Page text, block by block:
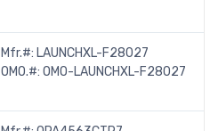
Mfr.#: LAUNCHXL-F28027
OMO.#: OMO-LAUNCHXL-F28027